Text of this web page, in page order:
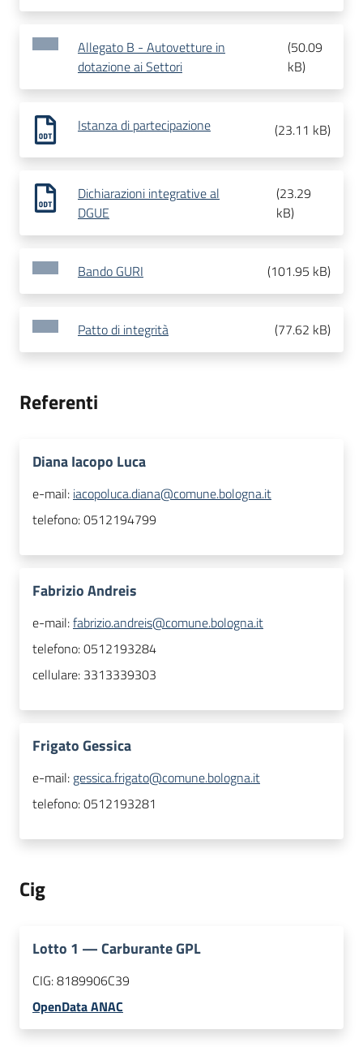
Allegato B - Autovetture in
dotazione ai Settori
(50.09
kB)
Istanza di partecipazione (23.11 kB)
Dichiarazioni integrative al
DGUE
(23.29
kB)
Bando GURI (101.95 kB)
Patto di integrità (77.62 kB)
Referenti
Diana Iacopo Luca
e-mail: iacopoluca.diana@comune.bologna.it
telefono:0512194799
Fabrizio Andreis
e-mail:fabrizio.andreis@comune.bologna.it
telefono:0512193284
cellulare: 3313339303
Frigato Gessica
e-mail: gessica.frigato@comune.bologna.it
telefono:0512193281
Cig
Lotto 1 —Carburante GPL
CIG:8189906C39
OpenData ANAC